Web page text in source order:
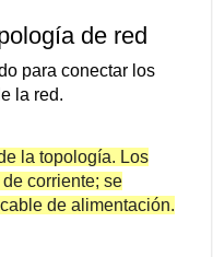
de red
para conectar los
la red.
la topología. Los
corriente; se
de alimentación.